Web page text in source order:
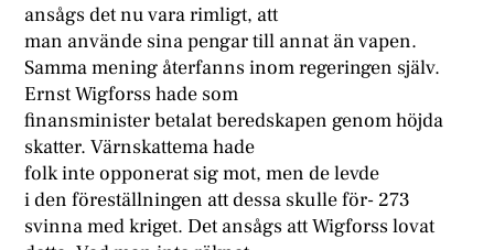
ansågs det nu vara rimligt, att
man använde sina pengar till annat än vapen.
Samma mening återfanns inom regeringen själv.
Ernst Wigforss hade som
finansminister betalat beredskapen genom höjda
skatter. Värnskattema hade
folk inte opponerat sig mot, men de levde
i den föreställningen att dessa skulle för- 273
svinna med kriget. Det ansågs att Wigforss lovat